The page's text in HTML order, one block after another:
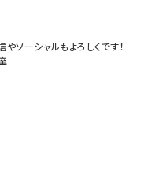
ソーシャルもよろしくです！